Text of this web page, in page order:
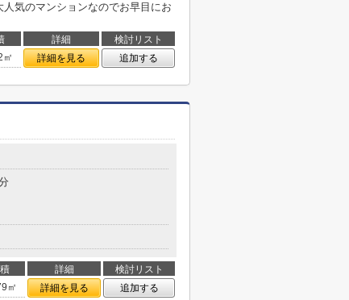
気のマンションなのでお早目にお
詳細
検討リスト
㎡ 詳細を見る 追加する
詳細
検討リスト
㎡ 詳細を見る 追加する